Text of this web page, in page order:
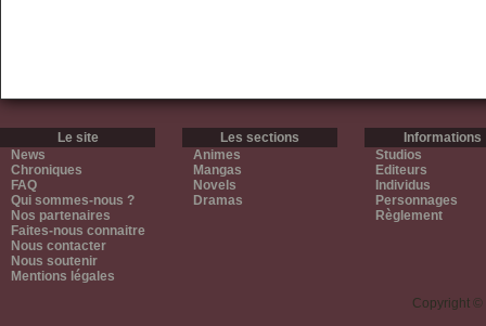
Le site
News
Chroniques
FAQ
Qui sommes-nous ?
Nos partenaires
Faites-nous connaitre
Nous contacter
Nous soutenir
Mentions légales
Les sections
Animes
Mangas
Novels
Dramas
Informations
Studios
Editeurs
Individus
Personnages
Règlement
Copyright ©